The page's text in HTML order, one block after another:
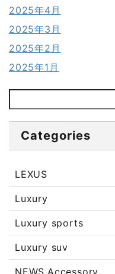
2025年4月
2025年3月
2025年2月
2025年1月
Categories
LEXUS
Luxury
Luxury sports
Luxury suv